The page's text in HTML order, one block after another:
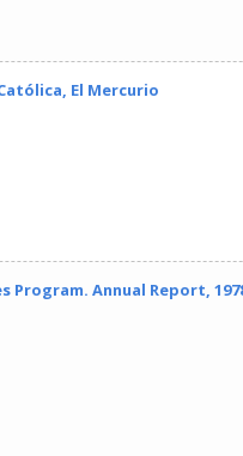
El Mercurio
Program. Annual Report,